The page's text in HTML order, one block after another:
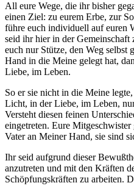
All eure Wege, die ihr bisher
einen Ziel: zu eurem Erbe, zur
führe euch individuell auf euren
seid ihr hier in der Gemeinschaft
euch nur Stütze, den Weg selbst
Hand in die Meine gelegt hat,
Liebe, im Leben.
So er sie nicht in die Meine
Licht, in der Liebe, im Leben,
Versteht diesen feinen
eingetreten. Eure
Vater an Meiner Hand, sie sind
Ihr seid aufgrund dieser
anzutreten und mit den Kräften
Schöpfungskräften zu arbeiten.